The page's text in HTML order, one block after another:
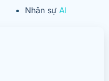
Nhân sự AI